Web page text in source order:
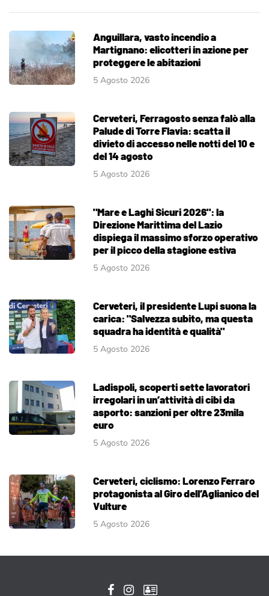
Anguillara, vasto incendio a
Martignano: elicotteri in azione per
proteggere le abitazioni
5 Agosto 2026
Cerveteri, Ferragosto senza falò alla
Palude di Torre Flavia: scatta il
divieto di accesso nelle notti del 10 e
del 14 agosto
5 Agosto 2026
"Mare e Laghi Sicuri 2026": la
Direzione Marittima del Lazio
dispiega il massimo sforzo operativo
per il picco della stagione estiva
5 Agosto 2026
Cerveteri, il presidente Lupi suona la
carica: "Salvezza subito, ma questa
squadra ha identità e qualità"
5 Agosto 2026
Ladispoli, scoperti sette lavoratori
irregolari in un’attività di cibi da
asporto: sanzioni per oltre 23mila
euro
5 Agosto 2026
Cerveteri, ciclismo: Lorenzo Ferraro
protagonista al Giro dell’Aglianico del
Vulture
5 Agosto 2026